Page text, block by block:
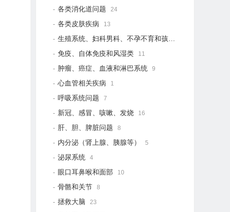
各类消化道问题 24
各类皮肤疾病 13
生殖系统、妇科男科、不孕不育和孩子健康
免疫、自体免疫和风湿类 11
肿瘤、癌症、血液和淋巴系统 9
心血管相关疾病 1
呼吸系统问题 7
新冠、感冒、咳嗽、发烧 16
肝、胆、脾脏问题 8
内分泌（肾上腺、胰腺等） 5
泌尿系统 4
眼口耳鼻喉和面部 10
骨骼和关节 8
拯救大脑 23